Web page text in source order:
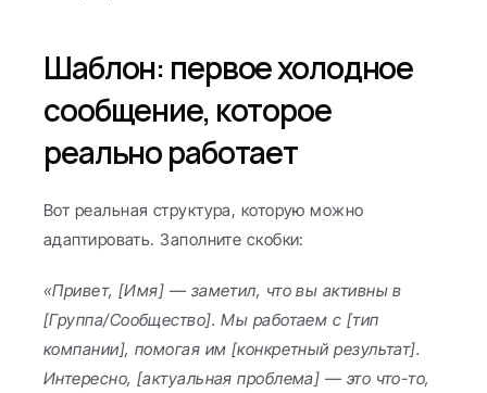
Шаблон: первое холодное
сообщение, которое
реально работает
Вот реальная структура, которую можно
адаптировать. Заполните скобки:
«Привет, [Имя] — заметил, что вы активны в
[Группа/Сообщество]. Мы работаем с [тип
компании], помогая им [конкретный результат].
Интересно, [актуальная проблема] — это что-то,